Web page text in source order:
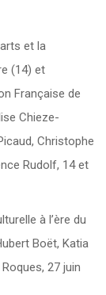
et la
(14) et
Française de
Chieze-
Christophe
Rudolf, 14 et
à l’ère du
Boët, Katia
27 juin